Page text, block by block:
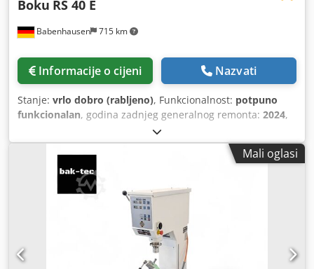
Babenhausen 715 km
Boku RS 40 E
Informacije o cijeni Nazvati
Stanje: vrlo dobro (rabljeno), Funkcionalnost: potpuno
funkcionalan, godina zadnjeg generalnog remonta: 2024,
, Certificiran DGUV do:
ukupna masa:285 kg, električni osigurač:16 A, ulazna
frekvencija:50 Hz 285 kg , Boku RS
40 E stroj za miješanje Miješalica s jednostavnom i
robusnom tehnikom! 2 radne funkcije: 1 x miješanje / 1 x
mućenje 1 metlica za miješanje, 1 metlica za mućenje 1
inox posuda od 40 litara Radna/miješalna osovina kao nova
Priključak 400V, 16A-CEE utikač DGUV V3 ispitano Rabljeni
stroj Mnoge druge miješalice čekaju na Vas u našem
skladištu! Csdpfey Nv Aaex Afierf
Mali oglasi